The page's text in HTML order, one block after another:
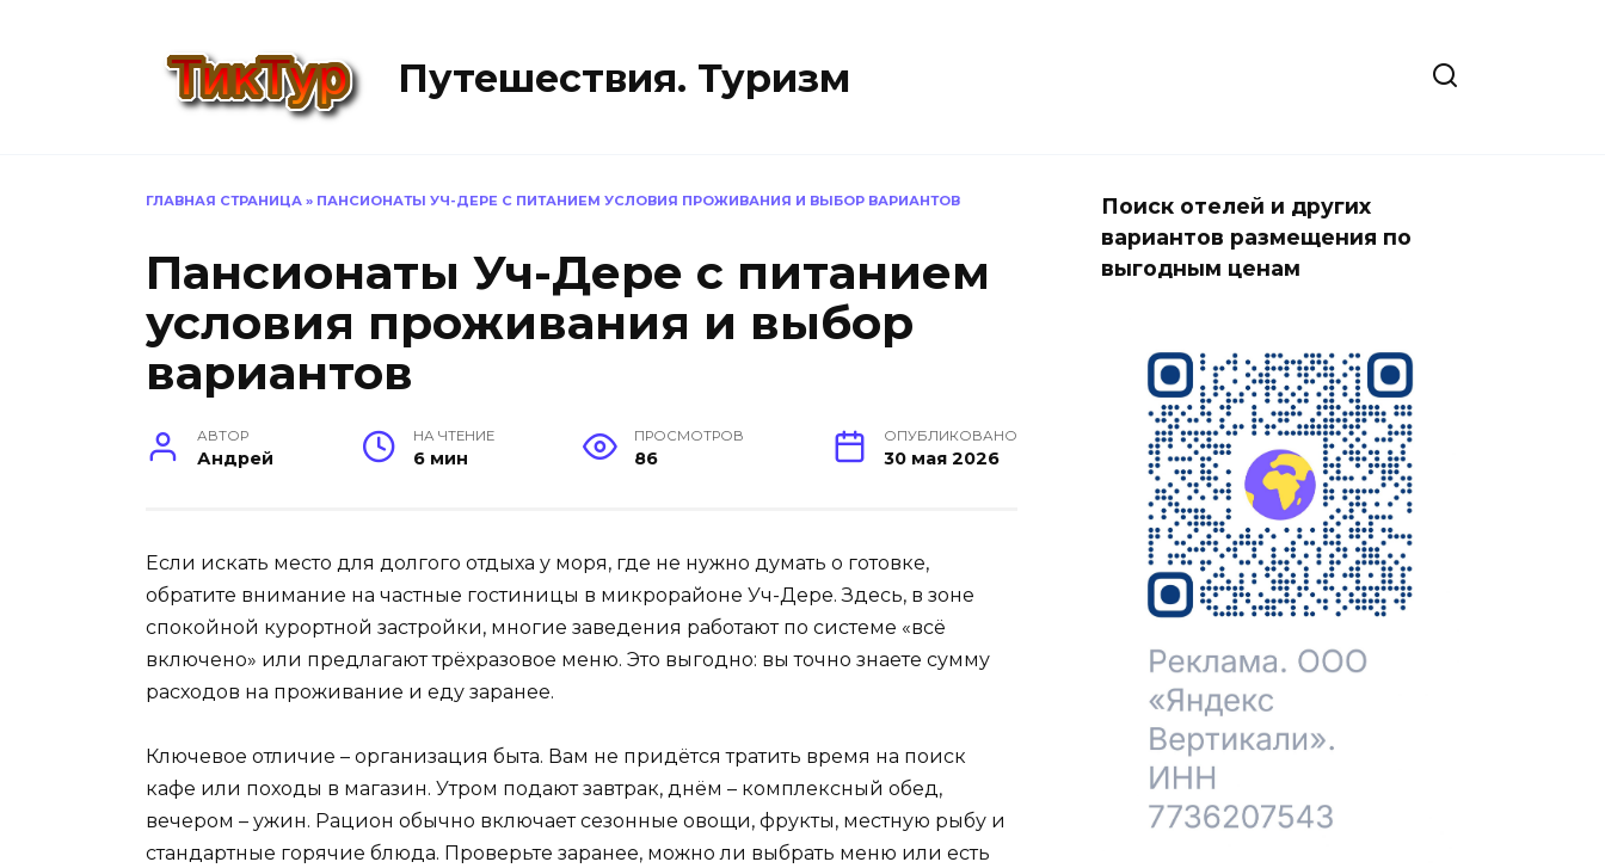
Путешествия. Туризм
ГЛАВНАЯ СТРАНИЦА » ПАНСИОНАТЫ УЧ-ДЕРЕ С ПИТАНИЕМ УСЛОВИЯ ПРОЖИВАНИЯ И ВЫБОР ВАРИАНТОВ
Пансионаты Уч-Дере с питанием
условия проживания и выбор
вариантов
АВТОР
Андрей
НА ЧТЕНИЕ
6 мин
ПРОСМОТРОВ
86
ОПУБЛИКОВАНО
30 мая 2026
Если искать место для долгого отдыха у моря, где не нужно думать о готовке,
обратите внимание на частные гостиницы в микрорайоне Уч-Дере. Здесь, в зоне
спокойной курортной застройки, многие заведения работают по системе «всё
включено» или предлагают трёхразовое меню. Это выгодно: вы точно знаете сумму
расходов на проживание и еду заранее.
Ключевое отличие – организация быта. Вам не придётся тратить время на поиск
кафе или походы в магазин. Утром подают завтрак, днём – комплексный обед,
вечером – ужин. Рацион обычно включает сезонные овощи, фрукты, местную рыбу и
стандартные горячие блюда. Проверьте заранее, можно ли выбрать меню или есть
Поиск отелей и других
вариантов размещения по
выгодным ценам